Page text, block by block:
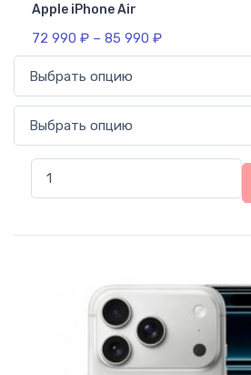
Apple iPhone Air
72 990 ₽ – 85 990 ₽